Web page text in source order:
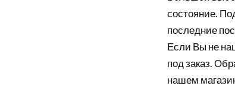
состояние.
последние
Если Вы не
под заказ.
нашем